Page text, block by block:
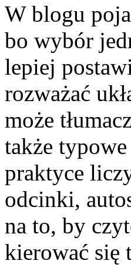
W blogu
bo wybór
lepiej
rozważać
może
także
praktyce
odcinki,
na to, by
kierować się